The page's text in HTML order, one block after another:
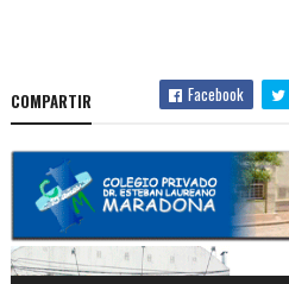
COMPARTIR Facebook